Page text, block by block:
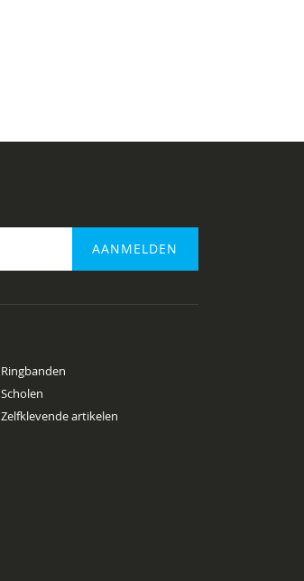
AANMELDEN
Ringbanden
Scholen
Zelfklevende artikelen